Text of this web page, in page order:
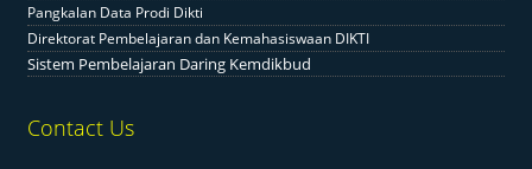
Pangkalan Data Prodi Dikti
Direktorat Pembelajaran dan Kemahasiswaan DIKTI
Sistem Pembelajaran Daring Kemdikbud
Contact Us